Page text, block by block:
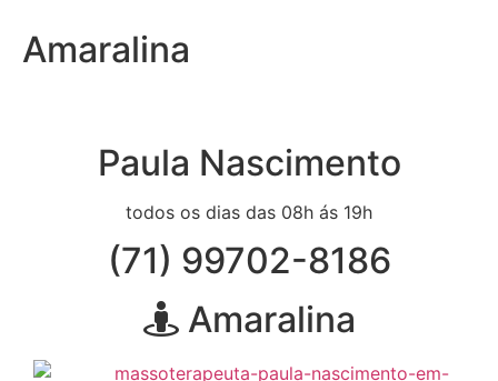
Amaralina
Paula Nascimento
todos os dias das 08h ás 19h
(71) 99702-8186
Amaralina